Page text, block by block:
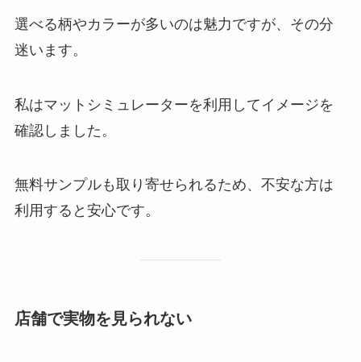
選べる柄やカラーが多いのは魅力ですが、その分
迷います。
私はマットシミュレーターを利用してイメージを
確認しました。
無料サンプルも取り寄せられるため、不安な方は
利用すると安心です。
店舗で実物を見られない